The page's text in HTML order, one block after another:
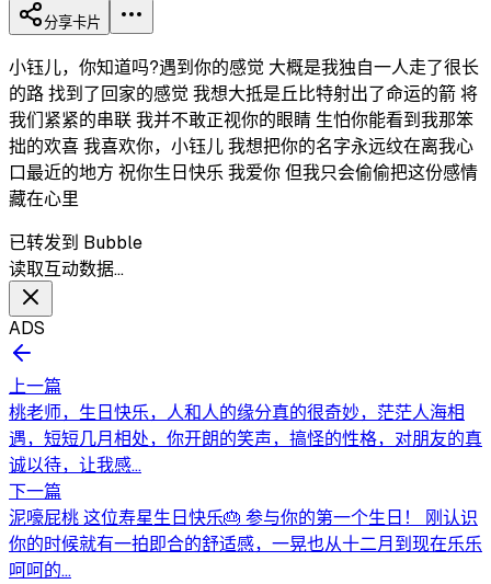
分享卡片
小钰儿，你知道吗?遇到你的感觉 大概是我独自一人走了很长
的路 找到了回家的感觉 我想大抵是丘比特射出了命运的箭 将
我们紧紧的串联 我并不敢正视你的眼睛 生怕你能看到我那笨
拙的欢喜 我喜欢你，小钰儿 我想把你的名字永远纹在离我心
口最近的地方 祝你生日快乐 我爱你 但我只会偷偷把这份感情
藏在心里
已转发到 Bubble
读取互动数据…
ADS
上一篇
桃老师，生日快乐，人和人的缘分真的很奇妙，茫茫人海相
遇，短短几月相处，你开朗的笑声，搞怪的性格，对朋友的真
诚以待，让我感...
下一篇
泥嚎屁桃 这位寿星生日快乐🎂 参与你的第一个生日！ 刚认识
你的时候就有一拍即合的舒适感，一晃也从十二月到现在乐乐
呵呵的...